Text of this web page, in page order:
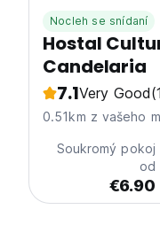
Nocleh se snídaní
Hostal
Candelaria
7.1Very Good
0.51km z vašeho
Soukromý pokoj
od
€6.90